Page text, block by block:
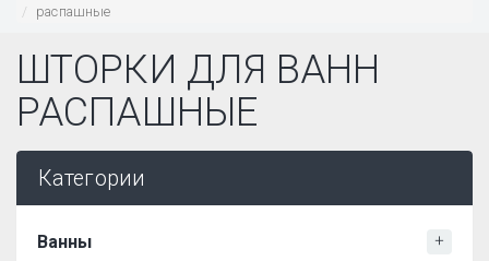
распашные
ШТОРКИ ДЛЯ ВАНН
РАСПАШНЫЕ
Категории
Ванны